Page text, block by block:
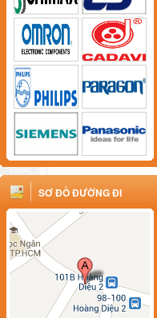
SƠ ĐỒ ĐƯỜNG ĐI